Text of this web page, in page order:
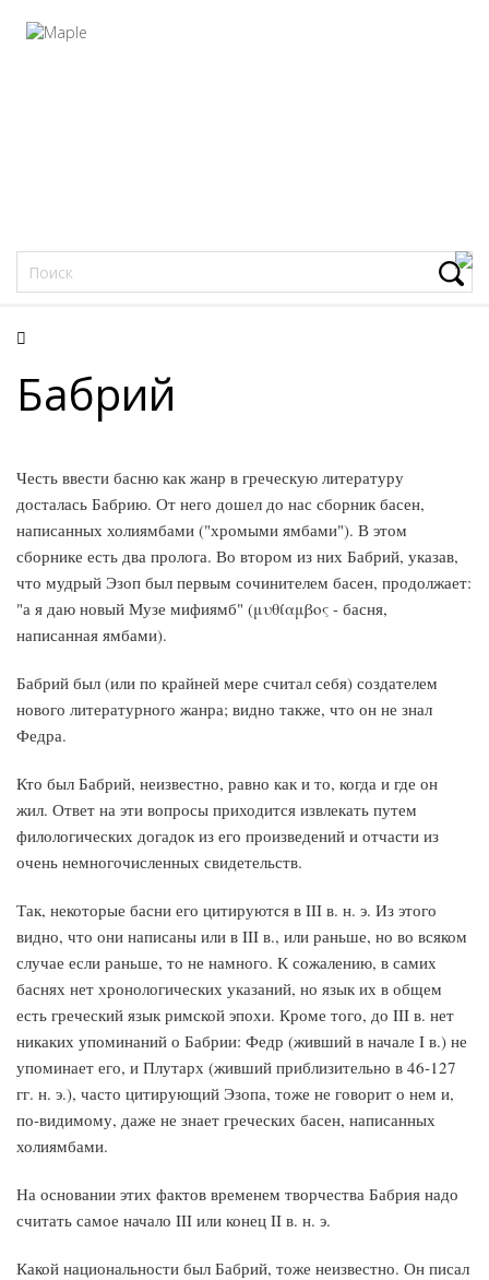
Бабрий
Честь ввести басню как жанр в греческую литературу
досталась Бабрию. От него дошел до нас сборник басен,
написанных холиямбами ("хромыми ямбами"). В этом
сборнике есть два пролога. Во втором из них Бабрий, указав,
что мудрый Эзоп был первым сочинителем басен, продолжает:
"а я даю новый Музе мифиямб" (μυθίαμβος - басня,
написанная ямбами).
Бабрий был (или по крайней мере считал себя) создателем
нового литературного жанра; видно также, что он не знал
Федра.
Кто был Бабрий, неизвестно, равно как и то, когда и где он
жил. Ответ на эти вопросы приходится извлекать путем
филологических догадок из его произведений и отчасти из
очень немногочисленных свидетельств.
Так, некоторые басни его цитируются в III в. н. э. Из этого
видно, что они написаны или в III в., или раньше, но во всяком
случае если раньше, то не намного. К сожалению, в самих
баснях нет хронологических указаний, но язык их в общем
есть греческий язык римской эпохи. Кроме того, до III в. нет
никаких упоминаний о Бабрии: Федр (живший в начале I в.) не
упоминает его, и Плутарх (живший приблизительно в 46-127
гг. н. э.), часто цитирующий Эзопа, тоже не говорит о нем и,
по-видимому, даже не знает греческих басен, написанных
холиямбами.
На основании этих фактов временем творчества Бабрия надо
считать самое начало III или конец II в. н. э.
Какой национальности был Бабрий, тоже неизвестно. Он писал